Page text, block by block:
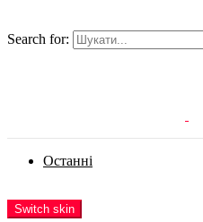
Search for:
Останні
Switch skin